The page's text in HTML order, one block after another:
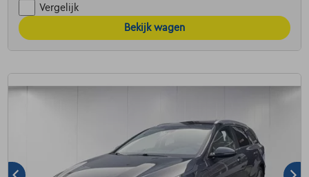
Vergelijk
Bekijk wagen